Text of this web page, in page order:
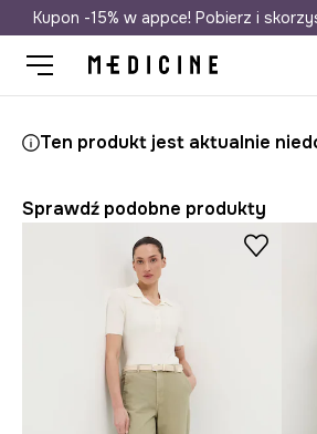
Darmowa dostawa do
Kupon -15% w appce! Pobierz i
Ten produkt jest aktualnie
Sprawdź podobne produkty